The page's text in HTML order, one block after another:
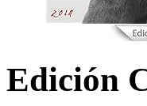
Edición